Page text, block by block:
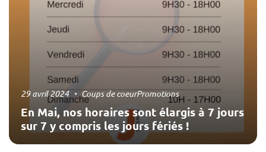
En Mai, nos horaires sont élargis à 7 jours
sur 7 y compris les jours fériés !
29 avril 2024 Coups de coeurPromotions